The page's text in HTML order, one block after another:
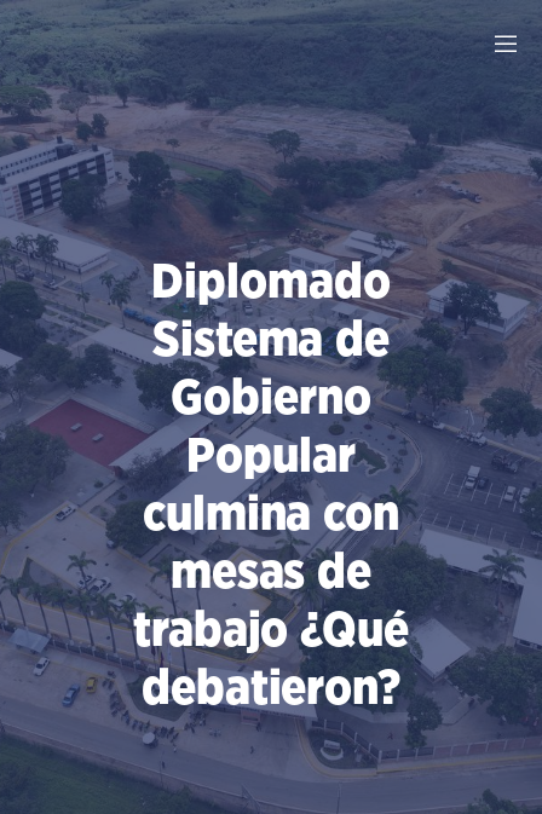
Saltar
al
contenido
Diplomado
Sistema de
Gobierno
Popular
culmina con
mesas de
trabajo ¿Qué
debatieron?